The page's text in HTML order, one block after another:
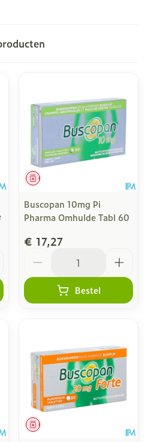
Geneesmiddel
Buscopan 10mg Pi
Pharma Omhulde Tabl 60
€ 17,27
Bestel
Geneesmiddel